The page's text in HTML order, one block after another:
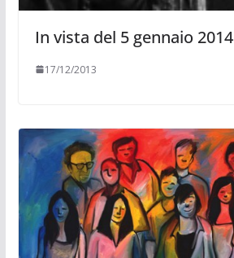
In vista del 5 gennaio 2014
17/12/2013